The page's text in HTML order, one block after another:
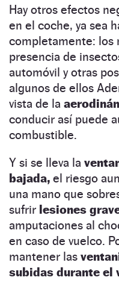
Hay otros efectos
en el coche, ya sea
completamente: los
presencia de
automóvil y otras
algunos de ellos
vista de la
conducir así puede
combustible.
Y si se lleva la
bajada, el riesgo
una mano que
sufrir lesiones
amputaciones al
en caso de vuelco.
mantener las
subidas durante el